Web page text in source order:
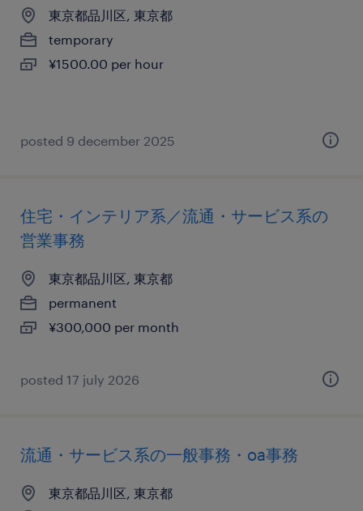
東京都品川区, 東京都
temporary
¥1500.00 per hour
posted 9 december 2025
住宅・インテリア系／流通・サービス系の
営業事務
東京都品川区, 東京都
permanent
¥300,000 per month
posted 17 july 2026
流通・サービス系の一般事務・oa事務
東京都品川区, 東京都